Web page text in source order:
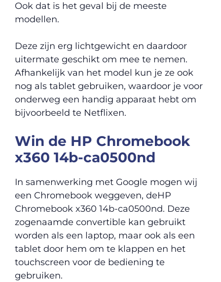
Ook dat is het geval bij de meeste
modellen.
Deze zijn erg lichtgewicht en daardoor
uitermate geschikt om mee te nemen.
Afhankelijk van het model kun je ze ook
nog als tablet gebruiken, waardoor je voor
onderweg een handig apparaat hebt om
bijvoorbeeld te Netflixen.
Win de HP Chromebook
x360 14b-ca0500nd
In samenwerking met Google mogen wij
een Chromebook weggeven, deHP
Chromebook x360 14b-ca0500nd. Deze
zogenaamde convertible kan gebruikt
worden als een laptop, maar ook als een
tablet door hem om te klappen en het
touchscreen voor de bediening te
gebruiken.